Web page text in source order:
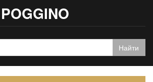
POGGINO